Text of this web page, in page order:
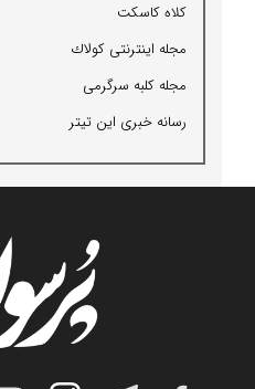
كلاه كاسكت
مجله اینترنتی كولاك
مجله كلبه سرگرمی
رسانه خبری این تیتر